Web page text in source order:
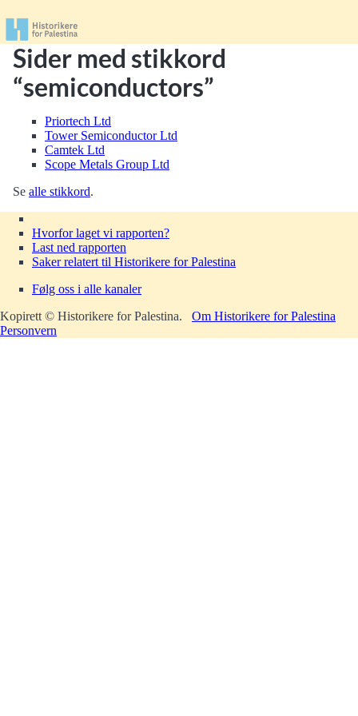
Sider med stikkord
“semiconductors”
Priortech Ltd
Tower Semiconductor Ltd
Camtek Ltd
Scope Metals Group Ltd
Se alle stikkord.
Hvorfor laget vi rapporten?
Last ned rapporten
Saker relatert til Historikere for Palestina
Følg oss i alle kanaler
Kopirett © Historikere for Palestina. Om Historikere for Palestina
Personvern